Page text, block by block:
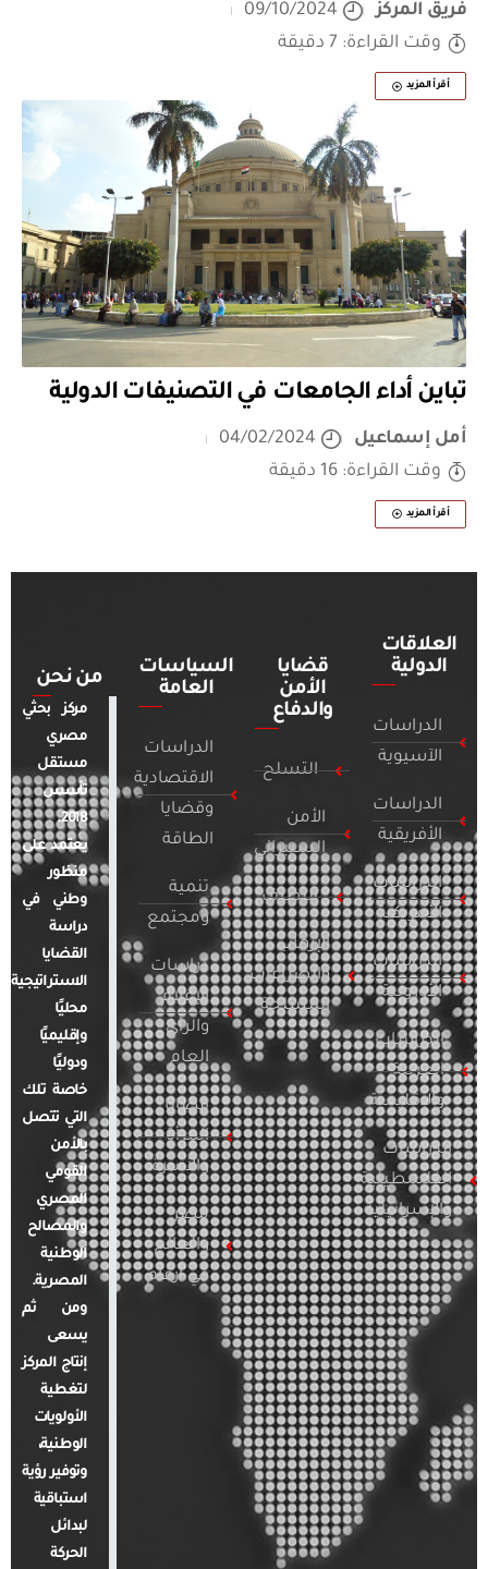
فريق المركز
09/10/2024
وقت القراءة: 7 دقيقة
أقرأ المزيد
تباين أداء الجامعات في التصنيفات الدولية
أمل إسماعيل
04/02/2024
وقت القراءة: 16 دقيقة
أقرأ المزيد
العلاقات
الدولية
الدراسات
الآسيوية
الدراسات
الأفريقية
الدراسات
الأمريكية
الدراسات
الأوروبية
الدراسات
العربية
والإقليمية
الدراسات
الفلسطينية
والإسرائيلية
قضايا
الأمن
والدفاع
التسلح
الأمن
السيبراني
التطرف
الإرهاب
والصراعات
المسلحة
السياسات
العامة
الدراسات
الاقتصادية
وقضايا
الطاقة
تنمية
ومجتمع
دراسات
الإعلام
والرأي
العام
قضايا
المرأة
والأسرة
مصر
والعالم
في أرقام
من نحن
مركز بحثي
مصري
مستقل
تأسس
2018.
يعتمد على
منظور
وطني في
دراسة
القضايا
الاستراتيجية
محليًا
وإقليميًا
ودوليًا
خاصة تلك
التي تتصل
بالأمن
القومي
المصري
والمصالح
الوطنية
المصرية.
ومن ثم
يسعى
إنتاج المركز
لتغطية
الأولويات
الوطنية،
وتوفير رؤية
استباقية
لبدائل
الحركة